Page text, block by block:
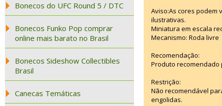
Bonecos do UFC Round 5 / DTC
Bonecos Funko Pop comprar
online mais barato no Brasil
Bonecos Sideshow Collectibles
Brasil
Canecas Temáticas
Aviso:As cores podem
ilustrativas.
Miniatura em escala
Mecanismo: Roda livre
Recomendação:
Produto recomendado
Restrição:
Não recomendável
engolidas.